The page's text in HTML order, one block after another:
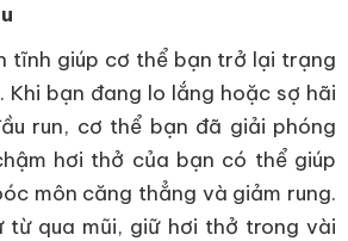
tĩnh giúp cơ thể bạn trở lại trạng
Khi bạn đang lo lắng hoặc sợ hãi
run, cơ thể bạn đã giải phóng
hơi thở của bạn có thể giúp
môn căng thẳng và giảm rung.
từ qua mũi, giữ hơi thở trong vài